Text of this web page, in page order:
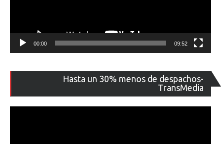
00:00 09:52
Hasta un 30% menos de despachos-
TransMedia
de